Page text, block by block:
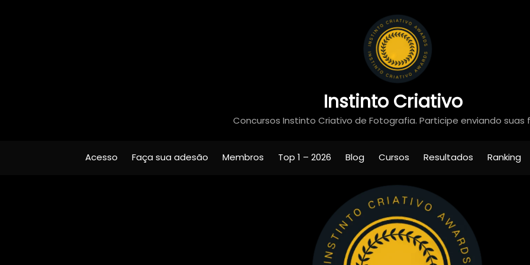
Instinto Criativo
Concursos Instinto Criativo de Fotografia. Participe enviando suas
Acesso Faça sua adesão Membros Top 1 – 2026 Blog Cursos Resultados Ranking